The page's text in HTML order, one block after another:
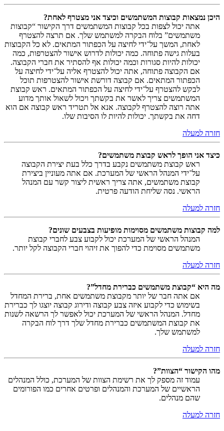
היכן נמצאות קבוצות המשתמשים וכיצד אני מצטרף לאחת?
אתה יכול לצפות בכל קבוצות המשתמשים דרך הקישור “קבוצות
משתמשים” בלוח הבקרה למשתמש שלך. אם תרצה להצטרף
לאחת, המשך על־ידי לחיצה על הכפתור המתאים. לא כל הקבוצות
בעלות גישה פתוחה. כמה יכולות לדרוש אישור להצטרפות, כמה
יכולות להיות סגורות וכמה יכולות אף להסתיר את חברי הקבוצה.
אם הקבוצה פתוחה, אתה יכול להצטרף אליה על־ידי לחיצה על
הכפתור המתאים. אם קבוצה דורשת אישור להצטרפות תוכל
לבקש להצטרף על־ידי לחיצה על הכפתור המתאים. ראש קבוצת
המשתמשים צריך לאשר את בקשתך ויכול לשאול אותך מדוע
אתה רוצה להצטרף לקבוצה. אנא אל תטריד ראש קבוצה אם הוא
דחה את בקשתך. יכולות להיות לו הסיבות שלו.
חזרה למעלה
כיצד אני הופך לראש קבוצת משתמשים?
ראש קבוצת משתמשים נקבע בדרך כלל בעת יצירת הקבוצה
על־ידי המנהל הראשי של המערכת. אם אתה מעוניין ביצירת
קבוצת משתמשים, אתה צריך ראשית ליצור קשר עם המנהל
הראשי. נסה שליחת הודעה פרטית.
חזרה למעלה
למה קבוצות משתמשים מסוימות מופיעות בצבעים שונים?
המנהל הראשי של המערכת יכול לקבוע צבע לחברי קבוצת
משתמשים מסוימת כדי להפוך את זיהוי חברי הקבוצה לקל יותר.
חזרה למעלה
מה היא “קבוצת משתמשים כברירת מחדל”?
אם אתה חבר של יותר מקבוצת משתמשים אחת, ברירת המחדל
בשימוש כדי לקבוע איזה צבע קבוצה ודירוג קבוצה יוצגו לך כברירת
מחדל. המנהל הראשי של המערכת יכול לאפשר לך הרשאה לשנות
את קבוצת המשתמשים כברירת מחדל שלך דרך לוח הבקרה
למשתמש שלך.
חזרה למעלה
מהו הקישור “הצוות”?
עמוד זה מספק לך את רשימת הצוות של המערכת, כולל המנהלים
הראשיים של המערכת והמנהלים ופרטים אחרים כמו הפורומים
שהם מנהלים.
חזרה למעלה